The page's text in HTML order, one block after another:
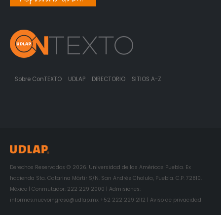
Sobre ConTEXTO UDLAP DIRECTORIO SITIOS A-Z
Derechos Reservados © 2026. Universidad de las Américas Puebla. Ex
hacienda Sta. Catarina Mártir S/N. San Andrés Cholula, Puebla. C.P. 72810.
México | Conmutador: 222 229 2000 | Admisiones:
informes.nuevoingreso@udlap.mx +52 222 229 2112 | Aviso de privacidad